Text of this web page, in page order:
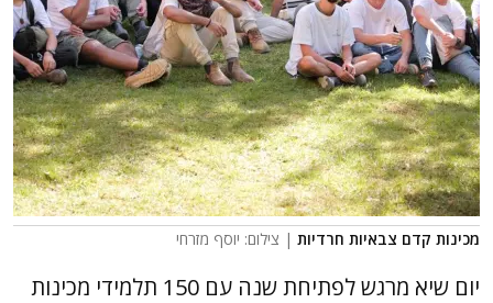
מכינות קדם צבאיות חרדיות | צילום: יוסף מזרחי
יום שיא מרגש לפתיחת שנה עם 150 תלמידי מכינות